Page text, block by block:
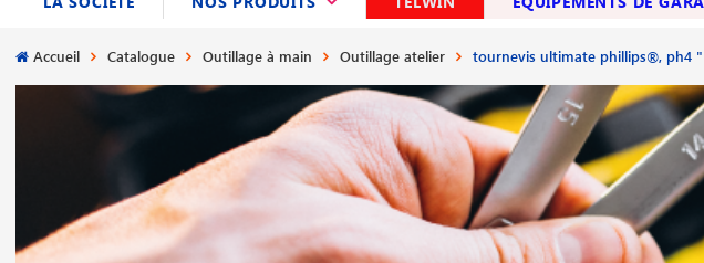
Accueil Catalogue Outillage à main Outillage atelier tournevis ultimate phillips®, ph4 "